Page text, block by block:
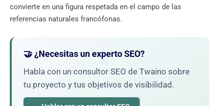
convierte en una figura respetada en el campo de las
referencias naturales francófonas.
🤝 ¿Necesitas un experto SEO?
Habla con un consultor SEO de Twaino sobre
tu proyecto y tus objetivos de visibilidad.